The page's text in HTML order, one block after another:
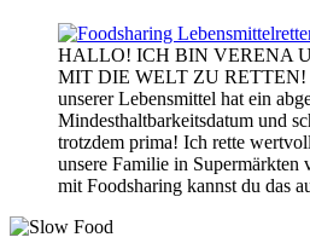
HALLO! ICH BIN VERENA
MIT DIE WELT ZU RETTEN!
unserer Lebensmittel hat ein
Mindesthaltbarkeitsdatum und
trotzdem prima! Ich rette
unsere Familie in Supermärkten
mit Foodsharing kannst du das